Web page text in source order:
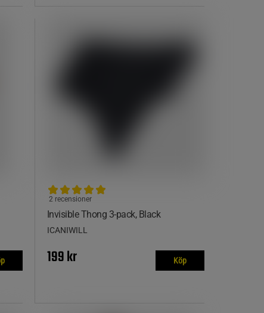
Invisible Thong 3-pack, Black
2 recensioner
ICANIWILL
199 kr Köp